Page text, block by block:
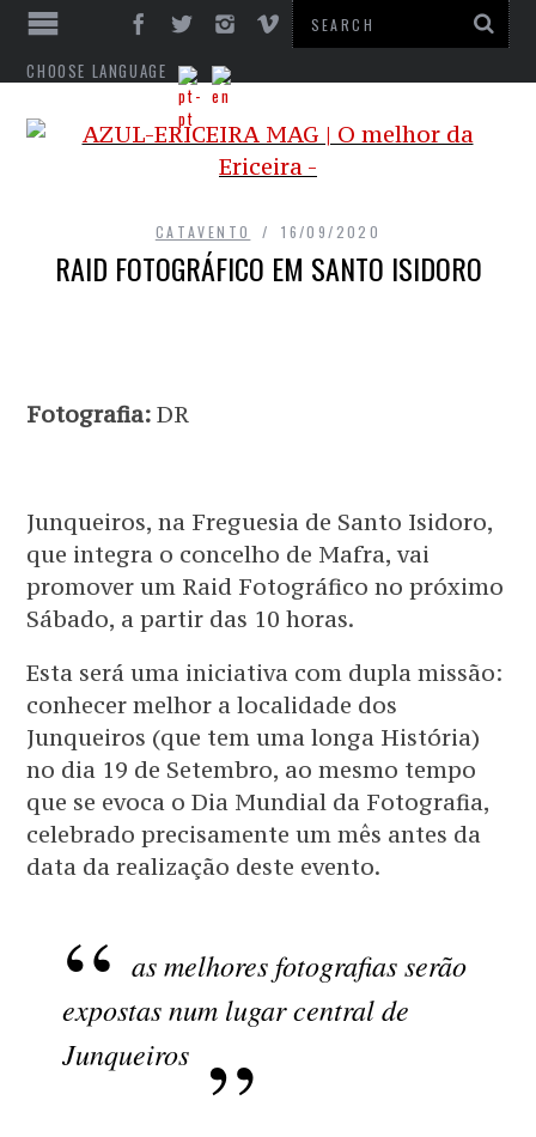
CHOOSE LANGUAGE
CATAVENTO 16/09/2020
RAID FOTOGRÁFICO EM SANTO ISIDORO
Fotografia: DR
Junqueiros, na Freguesia de Santo Isidoro,
que integra o concelho de Mafra, vai
promover um Raid Fotográfico no próximo
Sábado, a partir das 10 horas.
Esta será uma iniciativa com dupla missão:
conhecer melhor a localidade dos
Junqueiros (que tem uma longa História)
no dia 19 de Setembro, ao mesmo tempo
que se evoca o Dia Mundial da Fotografia,
celebrado precisamente um mês antes da
data da realização deste evento.
as melhores fotografias serão
expostas num lugar central de
Junqueiros